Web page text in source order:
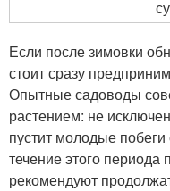
Если после зимовки
стоит сразу
Опытные садоводы
растением: не
пустит молодые
течение этого
рекомендуют